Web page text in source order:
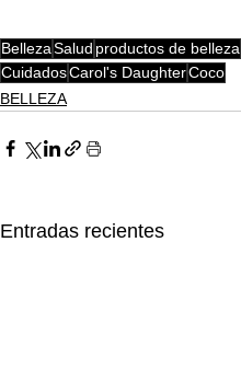
BellezaSalud productos de belleza
CuidadosCarol's DaughterCoco
BELLEZA
Entradas recientes